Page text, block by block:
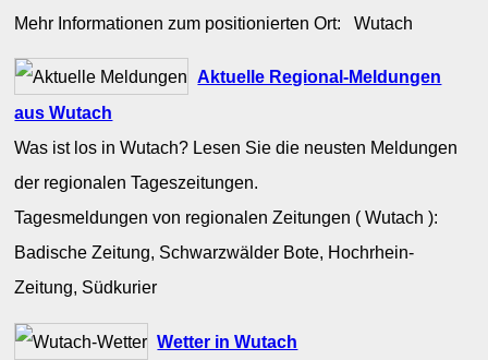
Mehr Informationen zum positionierten Ort: Wutach
Aktuelle Regional-Meldungen
aus Wutach
Was ist los in Wutach? Lesen Sie die neusten Meldungen
der regionalen Tageszeitungen.
Tagesmeldungen von regionalen Zeitungen ( Wutach ):
Badische Zeitung, Schwarzwälder Bote, Hochrhein-
Zeitung, Südkurier
Wetter in Wutach